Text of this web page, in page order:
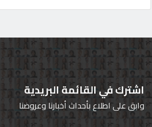
اشترك في القائمة البريدية
وابق على اطلاع بأحداث أخبارنا وعروضنا